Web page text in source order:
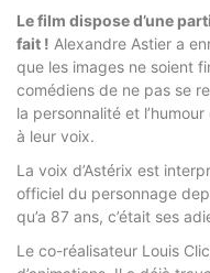
Le film dispose d’une
fait ! Alexandre Astier a
que les images ne soient
comédiens de ne pas se
la personnalité et
à leur voix.
La voix d’Astérix est
officiel du personnage
qu’a 87 ans, c’était ses
Le co-réalisateur Louis